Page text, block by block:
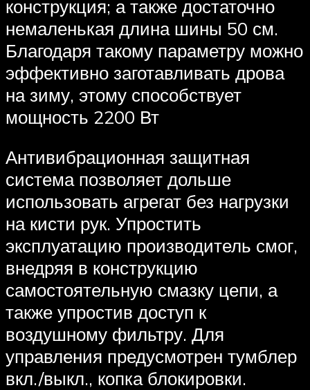
конструкция; а также достаточно
немаленькая длина шины 50 см.
Благодаря такому параметру можно
эффективно заготавливать дрова
на зиму, этому способствует
мощность 2200 Вт
Антивибрационная защитная
система позволяет дольше
использовать агрегат без нагрузки
на кисти рук. Упростить
эксплуатацию производитель смог,
внедряя в конструкцию
самостоятельную смазку цепи, а
также упростив доступ к
воздушному фильтру. Для
управления предусмотрен тумблер
вкл./выкл., копка блокировки.